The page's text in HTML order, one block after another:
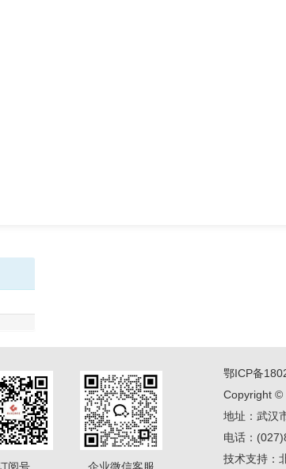
鄂ICP备
Copyright ©
地址：武汉
电话：
技术支持：